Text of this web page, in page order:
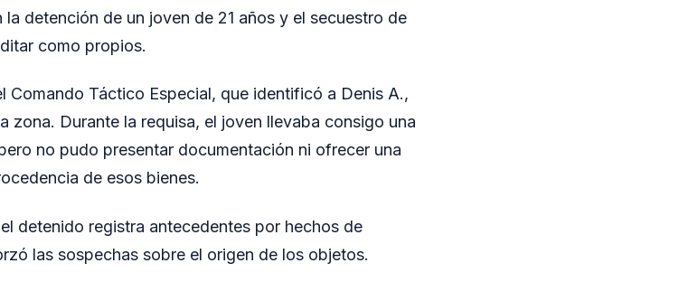
detención de un joven de 21 años y el secuestro de
como propios.
Comando Táctico Especial, que identificó a Denis A.,
zona. Durante la requisa, el joven llevaba consigo una
no pudo presentar documentación ni ofrecer una
de esos bienes.
detenido registra antecedentes por hechos de
las sospechas sobre el origen de los objetos.